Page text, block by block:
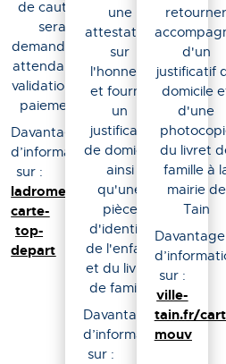
collegiens
de caution
sera
demandé en
attendant la
validation du
paiement.
Davantage
d’informations
sur :
ladrome.fr/la-
carte-
top-
depart
une
attestation
sur
l'honneur
et fournir
un
justificatif
de domicile
ainsi
qu'une
pièce
d'identité
de l'enfant
et du livret
de famille
Davantage
d’informations
sur :
d'un
justificatif
domicile
d'une
du livret
famille à
mairie de
Tain
Davantage
sur :
ville-
tain.fr/
mouv